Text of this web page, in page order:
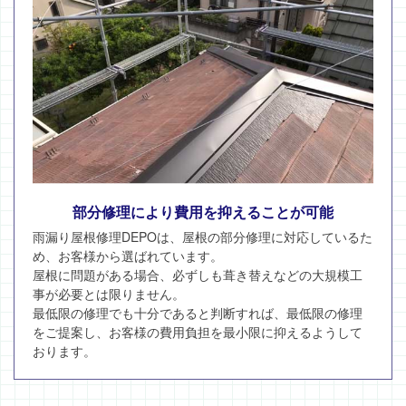
部分修理により費用を抑えることが可能
雨漏り屋根修理DEPOは、屋根の部分修理に対応しているた
め、お客様から選ばれています。
屋根に問題がある場合、必ずしも葺き替えなどの大規模工
事が必要とは限りません。
最低限の修理でも十分であると判断すれば、最低限の修理
をご提案し、お客様の費用負担を最小限に抑えるようして
おります。